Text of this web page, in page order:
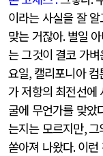
이라는 사실을 잘
맞는 거잖아.별일
는 그것이 결코 가
요일, 캘리포니아
가 저항의 최전선에
굴에 무언가를 맞았
는지는 모르지만,그
쏟아져 나왔다.이런